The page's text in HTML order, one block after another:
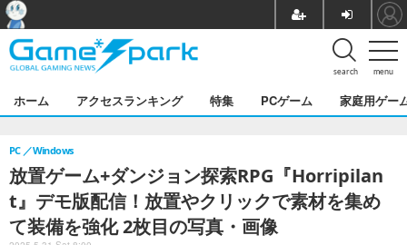
menu
search
ホーム アクセスランキング 特集 PCゲーム 家庭用ゲー
放置ゲーム+ダンジョン探索RPG『Horripilan
t』デモ版配信！放置やクリックで素材を集め
て装備を強化 2枚目の写真・画像
PC Windows